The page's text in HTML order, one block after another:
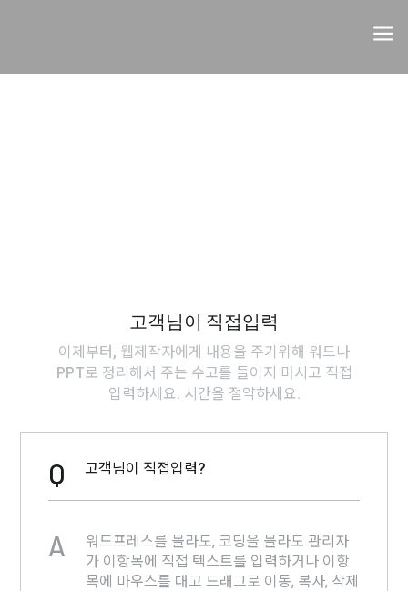
a
고객님이 직접입력
이제부터, 웹제작자에게 내용을 주기위해 워드나
PPT로 정리해서 주는 수고를 들이지 마시고 직접
입력하세요. 시간을 절약하세요.
Q 고객님이 직접입력?
A
워드프레스를 몰라도, 코딩을 몰라도 관리자
가 이항목에 직접 텍스트를 입력하거나 이항
목에 마우스를 대고 드래그로 이동, 복사, 삭제